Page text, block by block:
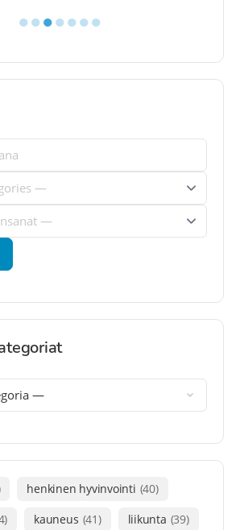
●●●●●●●
henkinen hyvinvointi (40)
kauneus (41) liikunta (39)